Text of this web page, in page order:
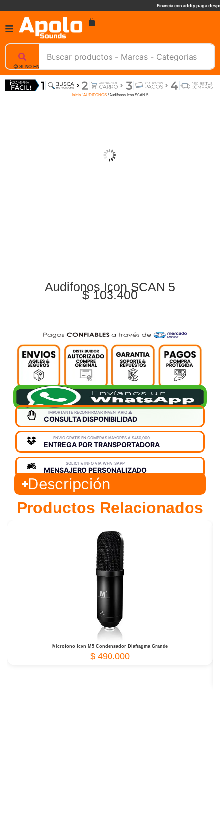
Financia con addi y paga
😊 SI NO ENCUENTRAS UN PRODUCTO, NOSOTROS TE AYUDAMOS, ESCRIBENOS. 📲
Inicio / AUDIFONOS / Audifonos Icon SCAN 5
Audifonos Icon SCAN 5
$103.400
IMPORTANTE RECONFIRMAR INVENTARIO ⚠️
CONSULTA DISPONIBILIDAD
ENVIO GRATIS EN COMPRAS MAYORES A $450,000
ENTREGA POR TRANSPORTADORA
SOLICITA INFO VIA WHATSAPP
MENSAJERO PERSONALIZADO
Descripción
Productos Relacionados
Microfono Icon M5 Condensador Diafragma Grande
$ 490.000